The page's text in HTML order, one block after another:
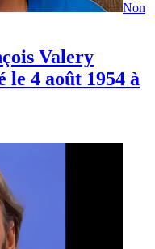
Non
Valery
le 4 août 1954 à